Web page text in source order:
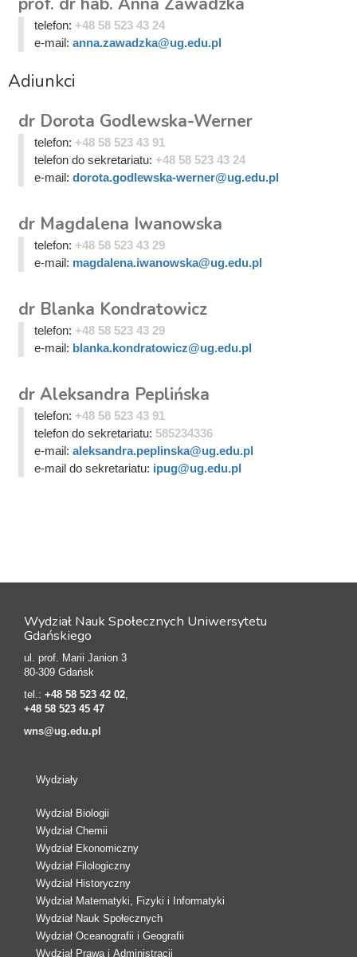
telefon: +48 58 523 43 24
e-mail: anna.zawadzka@ug.edu.pl
Adiunkci
dr Dorota Godlewska-Werner
telefon: +48 58 523 43 91
telefon do sekretariatu: +48 58 523 43 24
e-mail: dorota.godlewska-werner@ug.edu.pl
dr Magdalena Iwanowska
telefon: +48 58 523 43 29
e-mail: magdalena.iwanowska@ug.edu.pl
dr Blanka Kondratowicz
telefon: +48 58 523 43 29
e-mail: blanka.kondratowicz@ug.edu.pl
dr Aleksandra Peplińska
telefon: +48 58 523 43 91
telefon do sekretariatu: 585234336
e-mail: aleksandra.peplinska@ug.edu.pl
e-mail do sekretariatu: ipug@ug.edu.pl
Wydział Nauk Społecznych Uniwersytetu
Gdańskiego
ul. prof. Marii Janion 3
80-309 Gdańsk
tel.: +48 58 523 42 02,
+48 58 523 45 47
wns@ug.edu.pl
Wydziały
Wydział Biologii
Wydział Chemii
Wydział Ekonomiczny
Wydział Filologiczny
Wydział Historyczny
Wydział Matematyki, Fizyki i Informatyki
Wydział Nauk Społecznych
Wydział Oceanografii i Geografii
Wydział Prawa i Administracji